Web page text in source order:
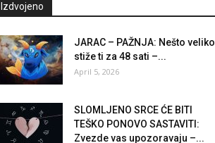
Izdvojeno
JARAC – PAŽNJA: Nešto veliko
stiže ti za 48 sati –...
April 5, 2026
SLOMLJENO SRCE ĆE BITI
TEŠKO PONOVO SASTAVITI:
Zvezde vas upozoravaju –...